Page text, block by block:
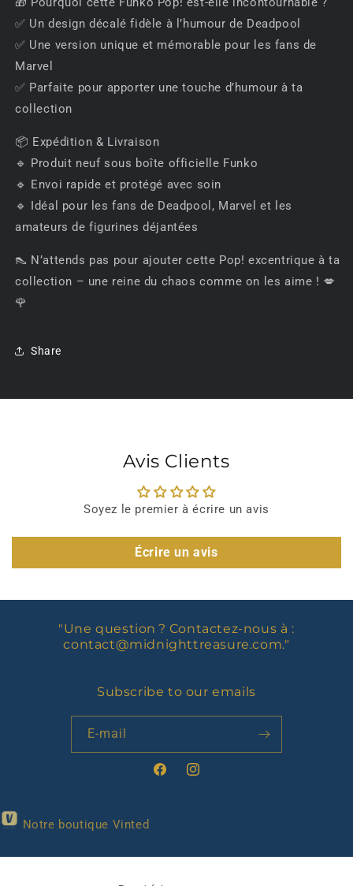
✅ Un design décalé fidèle à l’humour de Deadpool
✅ Une version unique et mémorable pour les fans de
Marvel
✅ Parfaite pour apporter une touche d’humour à ta
collection
📦 Expédition & Livraison
🔹 Produit neuf sous boîte officielle Funko
🔹 Envoi rapide et protégé avec soin
🔹 Idéal pour les fans de Deadpool, Marvel et les
amateurs de figurines déjantées
👠 N’attends pas pour ajouter cette Pop! excentrique à ta
collection – une reine du chaos comme on les aime ! 💋
🌹
Share
Avis Clients
Soyez le premier à écrire un avis
Écrire un avis
"Une question ? Contactez-nous à :
contact@midnighttreasure.com."
Subscribe to our emails
E-mail
FacebookInstagram
Notre boutique Vinted